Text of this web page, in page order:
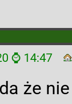
⌚ 14:47
że